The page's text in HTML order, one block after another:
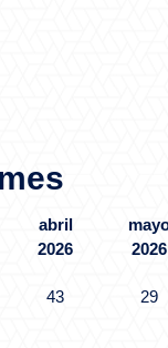
abril
2026
2026
43 29